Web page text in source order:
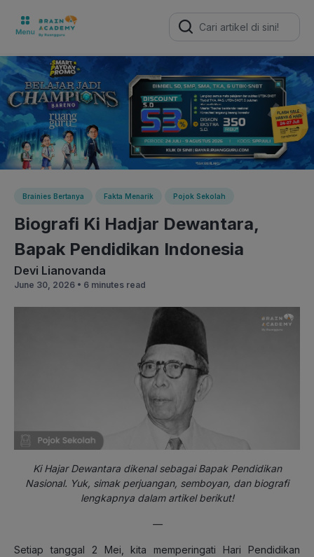
Search
for:
Brainies Bertanya Fakta Menarik Pojok Sekolah
Biografi Ki Hadjar Dewantara,
Bapak Pendidikan Indonesia
Devi Lianovanda
June 30, 2026 • 6 minutes read
Ki Hajar Dewantara dikenal sebagai Bapak Pendidikan
Nasional. Yuk, simak perjuangan, semboyan, dan biografi
lengkapnya dalam artikel berikut!
—
Setiap tanggal 2 Mei, kita memperingati Hari Pendidikan